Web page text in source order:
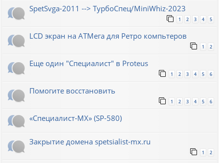
SpetSvga-2011 --> ТурбоСпец/MiniWhiz-2023
1 2 3 4 5
LCD экран на АТМега для Ретро компьтеров
1 2
Еще один "Специалист" в Proteus
1 2 3 4 5 6
Помогите восстановить
1 2 3 4 5 6
«Специалист-МХ» (SP-580)
Закрытие домена spetsialist-mx.ru
1 2